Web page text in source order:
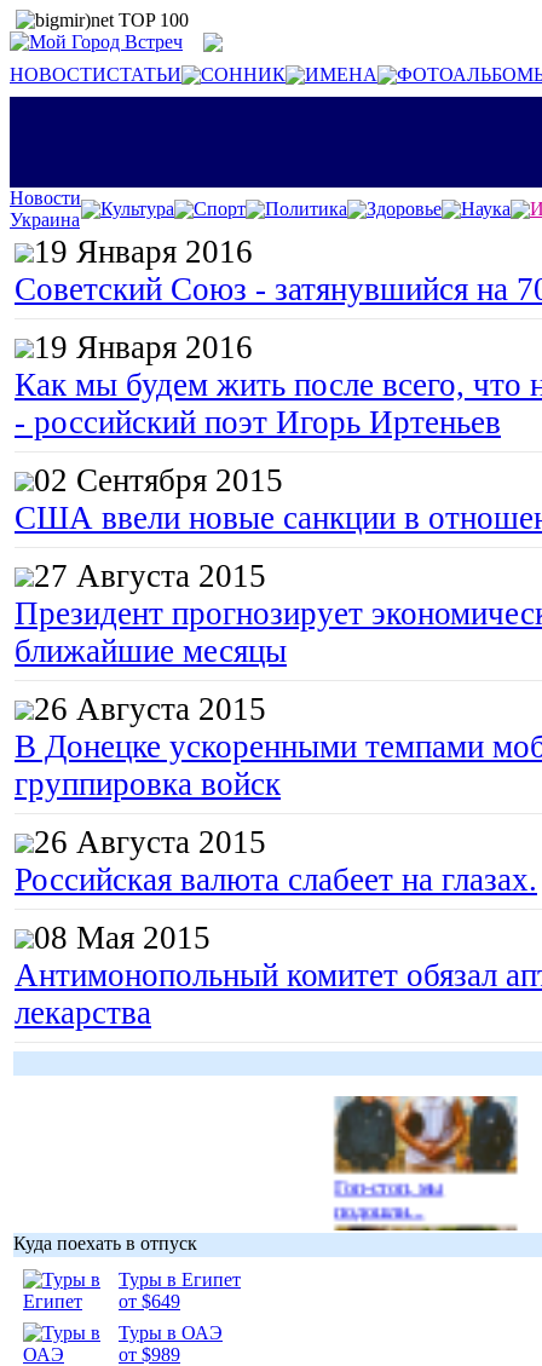
НОВОСТИСТАТЬИ СОННИК ИМЕНА
Новости
Украина
Культура Спорт Политика Здоровье Наука
19 Января 2016
Советский Союз - затянувшийся на
19 Января 2016
Как мы будем жить после всего, что
- российский поэт Игорь Иртеньев
02 Сентября 2015
США ввели новые санкции в
27 Августа 2015
Президент прогнозирует
ближайшие месяцы
26 Августа 2015
В Донецке ускоренными темпами
группировка войск
26 Августа 2015
Российская валюта слабеет на глазах.
08 Мая 2015
Антимонопольный комитет обязал
лекарства
Гоп-стоп, мы
подошли...
Куда поехать в отпуск
Туры в Египет
от $649
Туры в ОАЭ
от $989